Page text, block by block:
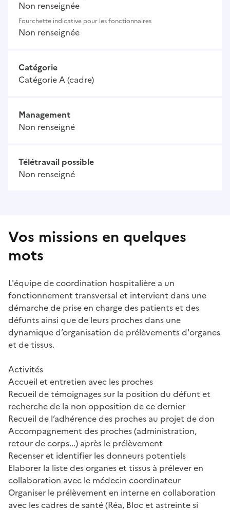
Non renseignée
Fourchette indicative pour les fonctionnaires
Non renseignée
Catégorie
Catégorie A (cadre)
Management
Non renseigné
Télétravail possible
Non renseigné
Vos missions en quelques
mots
L'équipe de coordination hospitalière a un
fonctionnement transversal et intervient dans une
démarche de prise en charge des patients et des
défunts ainsi que de leurs proches dans une
dynamique d’organisation de prélèvements d'organes
et de tissus.
Activités
Accueil et entretien avec les proches
Recueil de témoignages sur la position du défunt et
recherche de la non opposition de ce dernier
Recueil de l’adhérence des proches au projet de don
Accompagnement des proches (administration,
retour de corps...) après le prélèvement
Recenser et identifier les donneurs potentiels
Elaborer la liste des organes et tissus à prélever en
collaboration avec le médecin coordinateur
Organiser le prélèvement en interne en collaboration
avec les cadres de santé (Réa, Bloc et astreinte si